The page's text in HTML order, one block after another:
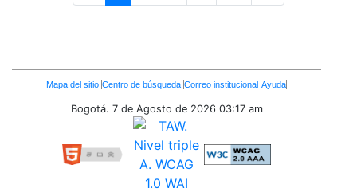
Enlaces
Inferiores
Mapa del sitio Centro de búsqueda Correo institucional Ayuda
Bogotá. 7 de Agosto de 2026 03:17 am